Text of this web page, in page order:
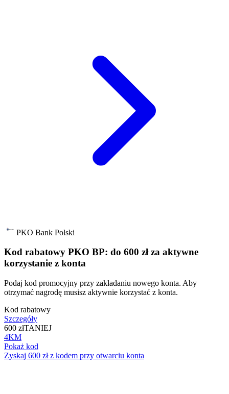
PKO Bank Polski
Kod rabatowy PKO BP: do 600 zł za aktywne
korzystanie z konta
Podaj kod promocyjny przy zakładaniu nowego konta. Aby
otrzymać nagrodę musisz aktywnie korzystać z konta.
Kod rabatowy
Szczegóły
600 złTANIEJ
4KM
Pokaż kod
Zyskaj 600 zł z kodem przy otwarciu konta